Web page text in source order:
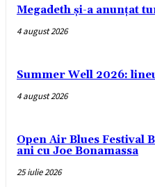
Megadeth și-a anunțat
4 august 2026
Summer Well 2026:
4 august 2026
Open Air Blues Festival
ani cu Joe Bonamassa
25 iulie 2026